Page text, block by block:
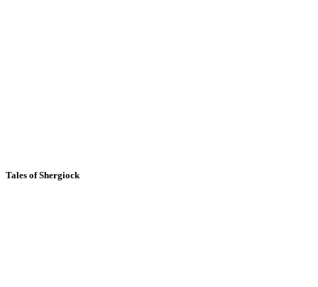
Tales of Shergiock